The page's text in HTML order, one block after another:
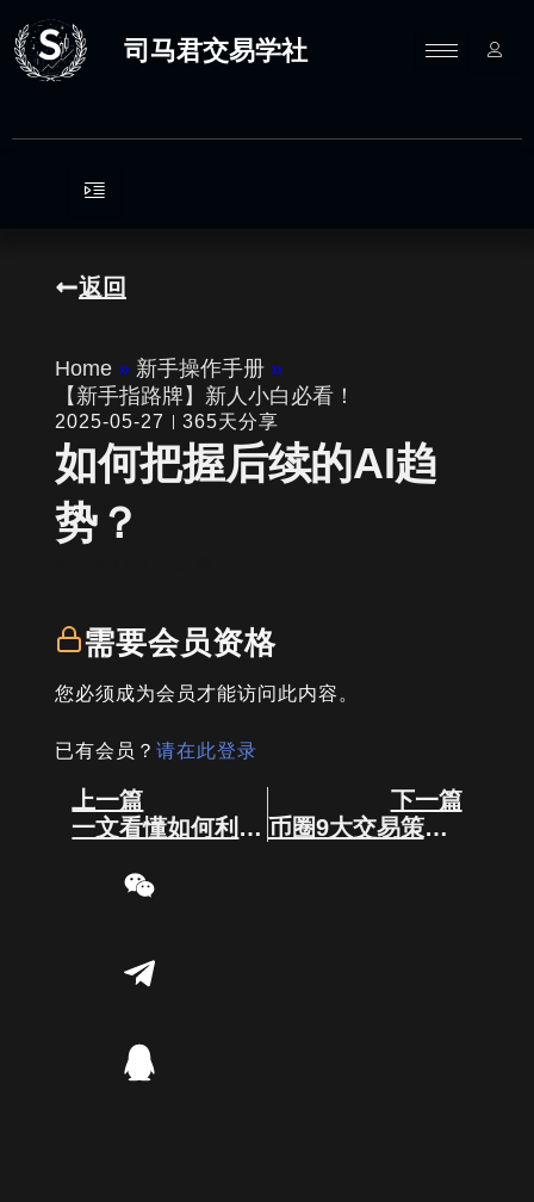
至
内
司马君交易学社
返回
Home » 新手操作手册 »
【新手指路牌】新人小白必看！
2025-05-27 365天分享
如何把握后续的AI趋
势？
需要会员资格
您必须成为会员才能访问此内容。
已有会员？ 请在此登录
Prev
上一篇
一文看懂如何利用工具找到MEME的百倍机会？
下一篇
币圈9大交易策略！